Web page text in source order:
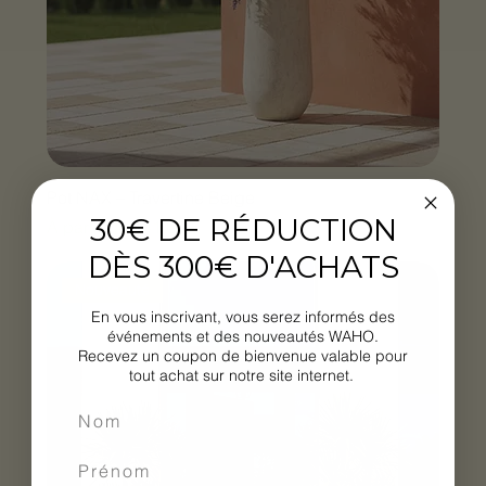
À partir de141,60 €
Prix promotionnel
30€ DE RÉDUCTION
DÈS 300€ D'ACHATS
En vous inscrivant, vous serez informés des
événements et des nouveautés WAHO.
Recevez un coupon de bienvenue valable pour
tout achat sur notre site internet.